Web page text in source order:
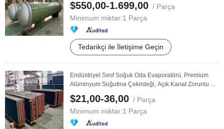
$550,00-1.699,00 / Parça
Minimum miktar:1 Parça
Tedarikçi ile İletişime Geçin
Endüstriyel Sınıf Soğuk Oda Evaporatörü, Premium
Alüminyum Soğutma Çekirdeği, Açık Kanat Zorunlu ...
$21,00-36,00 / Parça
Minimum miktar:1 Parça